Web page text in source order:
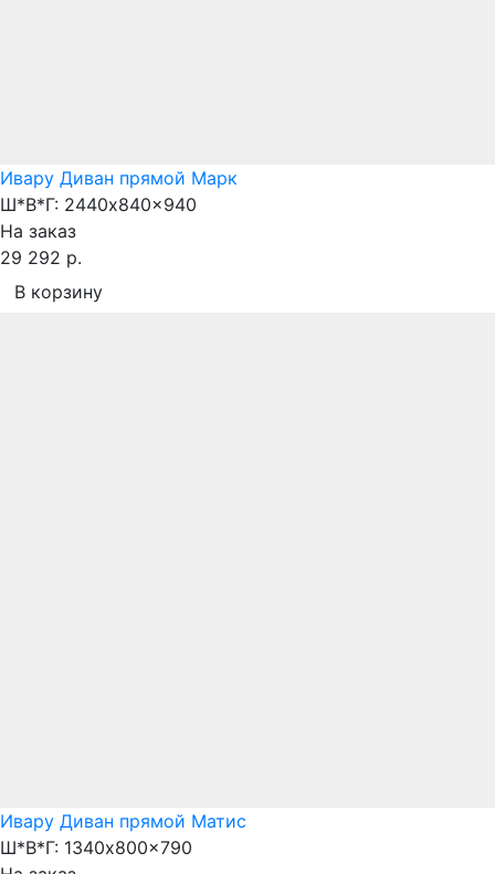
Ивару Диван прямой Марк
Ш*В*Г: 2440x840x940
На заказ
29 292 р.
В корзину
Ивару Диван прямой Матис
Ш*В*Г: 1340x800x790